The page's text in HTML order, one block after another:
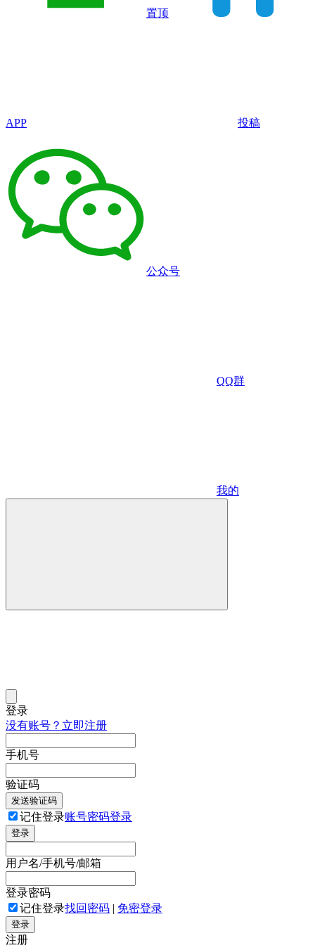
置顶
APP 投稿
公众号
QQ群
我的
登录
没有账号？立即注册
手机号
验证码
发送验证码
记住登录账号密码登录
登录
用户名/手机号/邮箱
登录密码
记住登录找回密码 | 免密登录
登录
注册